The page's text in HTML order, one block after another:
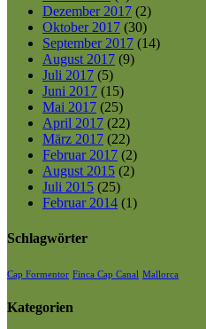
Dezember 2017 (2)
Oktober 2017 (30)
September 2017 (14)
August 2017 (9)
Juli 2017 (5)
Juni 2017 (15)
Mai 2017 (25)
April 2017 (22)
März 2017 (22)
Februar 2017 (2)
August 2015 (2)
Juli 2015 (25)
Februar 2014 (1)
Schlagwörter
Cap Formentor Finca Cap Canal Mallorca
Kategorien